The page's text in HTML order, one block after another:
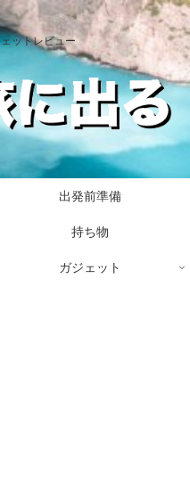
ットレビュー
出発前準備
持ち物
ガジェット